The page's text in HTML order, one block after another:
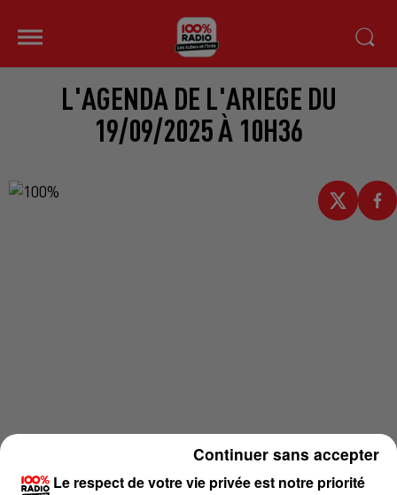
L'AGENDA DE L'ARIEGE DU
19/09/2025 À 10H36
Le respect de votre vie privée est notre priorité
Continuer sans accepter